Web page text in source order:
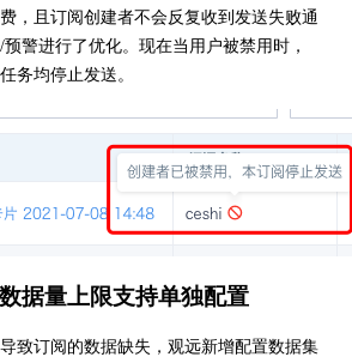
，且订阅创建者不会反复收到发送失败通
警进行了优化。现在当用户被禁用时，
务均停止发送。
据量上限支持单独配置
致订阅的数据缺失，观远新增配置数据集